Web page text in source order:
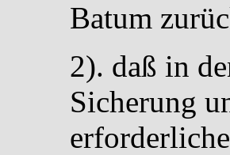
Batum
2). daß in
Sicherung